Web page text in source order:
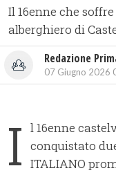
Il 16enne che
alberghiero di
Redazione
07 Giugno 2026
I l 16enne
conquistato
ITALIANO